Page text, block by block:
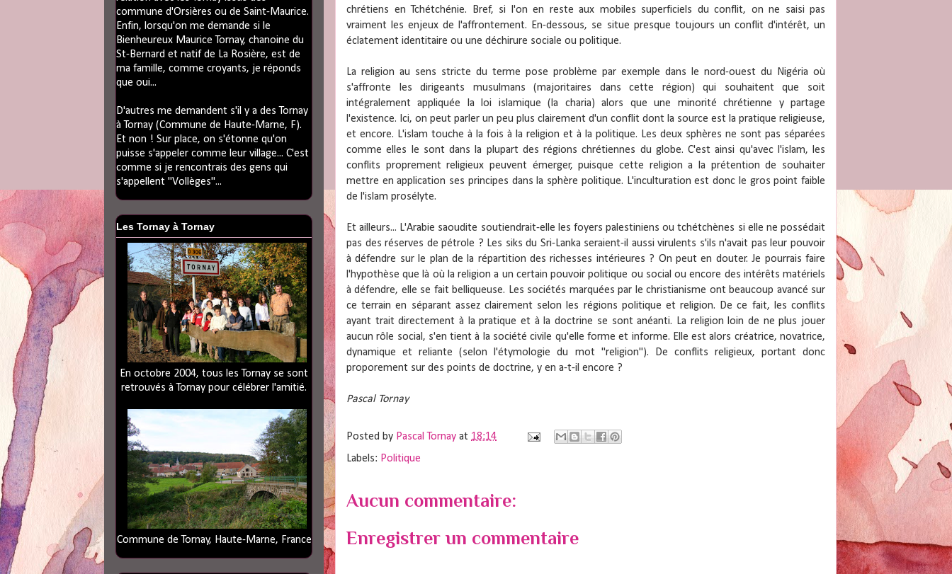
chrétiens en Tchétchénie. Bref, si l'on en reste aux mobiles superficiels du conflit, on ne saisi pas
vraiment les enjeux de l'affrontement. En-dessous, se situe presque toujours un conflit d'intérêt, un
éclatement identitaire ou une déchirure sociale ou politique.
La religion au sens stricte du terme pose problème par exemple dans le nord-ouest du Nigéria où
s'affronte les dirigeants musulmans (majoritaires dans cette région) qui souhaitent que soit
intégralement appliquée la loi islamique (la charia) alors que une minorité chrétienne y partage
l'existence. Ici, on peut parler un peu plus clairement d'un conflit dont la source est la pratique religieuse,
et encore. L'islam touche à la fois à la religion et à la politique. Les deux sphères ne sont pas séparées
comme elles le sont dans la plupart des régions chrétiennes du globe. C'est ainsi qu'avec l'islam, les
conflits proprement religieux peuvent émerger, puisque cette religion a la prétention de souhaiter
mettre en application ses principes dans la sphère politique. L'inculturation est donc le gros point faible
de l'islam prosélyte.
Et ailleurs... L'Arabie saoudite soutiendrait-elle les foyers palestiniens ou tchétchènes si elle ne possédait
pas des réserves de pétrole ? Les siks du Sri-Lanka seraient-il aussi virulents s'ils n'avait pas leur pouvoir
à défendre sur le plan de la répartition des richesses intérieures ? On peut en douter. Je pourrais faire
l'hypothèse que là où la religion a un certain pouvoir politique ou social ou encore des intérêts matériels
à défendre, elle se fait belliqueuse. Les sociétés marquées par le christianisme ont beaucoup avancé sur
ce terrain en séparant assez clairement selon les régions politique et religion. De ce fait, les conflits
ayant trait directement à la pratique et à la doctrine se sont anéanti. La religion loin de ne plus jouer
aucun rôle social, s'en tient à la société civile qu'elle forme et informe. Elle est alors créatrice, novatrice,
dynamique et reliante (selon l'étymologie du mot "religion"). De conflits religieux, portant donc
proporement sur des points de doctrine, y en a-t-il encore ?
Pascal Tornay
Posted by Pascal Tornay at 18:14
Labels: Politique
Aucun commentaire:
Enregistrer un commentaire
commune d'Orsières ou de Saint-Maurice.
Enfin, lorsqu'on me demande si le
Bienheureux Maurice Tornay, chanoine du
St-Bernard et natif de La Rosière, est de
ma famille, comme croyants, je réponds
que oui...
D'autres me demandent s'il y a des Tornay
à Tornay (Commune de Haute-Marne, F).
Et non ! Sur place, on s'étonne qu'on
puisse s'appeler comme leur village... C'est
comme si je rencontrais des gens qui
s'appellent "Vollèges"...
Les Tornay à Tornay
En octobre 2004, tous les Tornay se sont
retrouvés à Tornay pour célébrer l'amitié.
Commune de Tornay, Haute-Marne, France